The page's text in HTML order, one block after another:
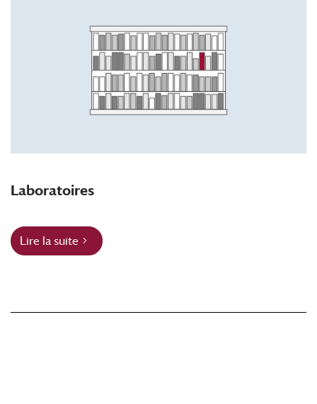
Laboratoires
Lire la suite